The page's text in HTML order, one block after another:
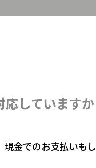
していますか
金でのお支払いも